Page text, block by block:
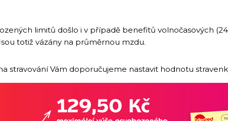
limitů došlo i v případě benefitů volnočasových
totiž vázány na průměrnou mzdu.
stravování Vám doporučujeme nastavit hodnotu